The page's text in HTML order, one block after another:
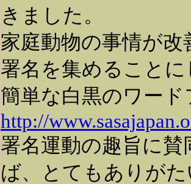
きました。
家庭動物の事情が
署名を集めること
簡単な白黒のワー
http://
署名運動の趣旨に
ば、とてもありが